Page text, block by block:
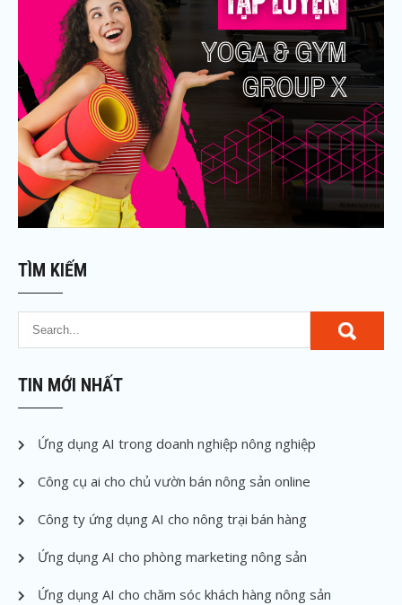
TÌM KIẾM
TIN MỚI NHẤT
Ứng dụng AI trong doanh nghiệp nông nghiệp
Công cụ ai cho chủ vườn bán nông sản online
Công ty ứng dụng AI cho nông trại bán hàng
Ứng dụng AI cho phòng marketing nông sản
Ứng dụng AI cho chăm sóc khách hàng nông sản